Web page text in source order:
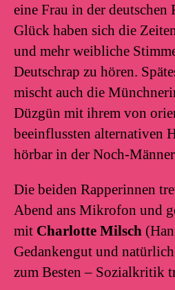
eine Frau in der deutschen
Glück haben sich die
und mehr weibliche
Deutschrap zu hören.
mischt auch die
Düzgün mit ihrem von
beeinflussten alternativen
hörbar in der Noch-
Die beiden Rapperinnen
Abend ans Mikrofon und
mit Charlotte Milsch
Gedankengut und
zum Besten – Sozialkritik